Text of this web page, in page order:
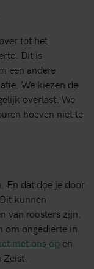
tot het
Dit is
een andere
We kiezen de
overlast. We
hoeven niet te
En dat doe je door
kunnen
van roosters zijn.
om ongedierte in
met ons op en